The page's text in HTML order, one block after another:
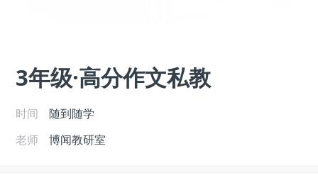
3年级·高分作文私教
时间
随到随学
老师
博闻教研室